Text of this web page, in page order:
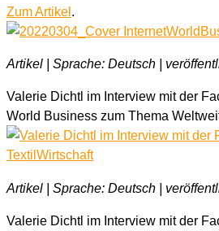
Zum Artikel
Artikel | Sprache: Deutsch |
Valerie Dichtl im Interview mit der
World Business zum Thema
Artikel | Sprache: Deutsch |
Valerie Dichtl im Interview mit der